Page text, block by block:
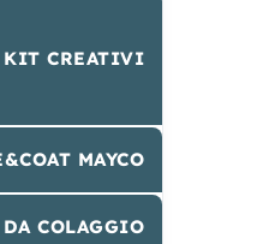
KIT CREATIVI
MAYCO
COLAGGIO